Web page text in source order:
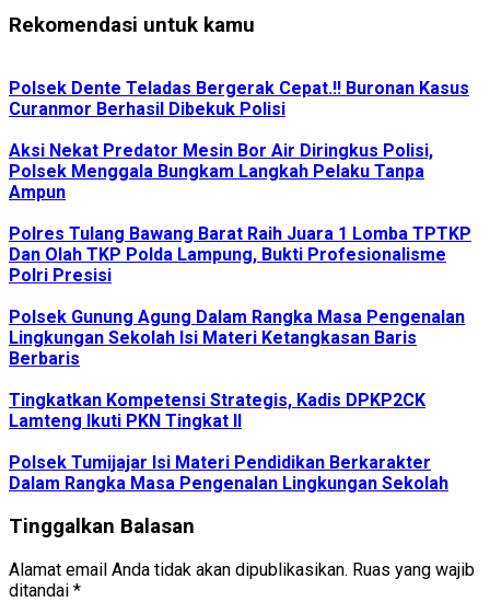
Rekomendasi untuk kamu
Polsek Dente Teladas Bergerak Cepat.!! Buronan Kasus
Curanmor Berhasil Dibekuk Polisi
Aksi Nekat Predator Mesin Bor Air Diringkus Polisi,
Polsek Menggala Bungkam Langkah Pelaku Tanpa
Ampun
Polres Tulang Bawang Barat Raih Juara 1 Lomba TPTKP
Dan Olah TKP Polda Lampung, Bukti Profesionalisme
Polri Presisi
Polsek Gunung Agung Dalam Rangka Masa Pengenalan
Lingkungan Sekolah Isi Materi Ketangkasan Baris
Berbaris
Tingkatkan Kompetensi Strategis, Kadis DPKP2CK
Lamteng Ikuti PKN Tingkat II
Polsek Tumijajar Isi Materi Pendidikan Berkarakter
Dalam Rangka Masa Pengenalan Lingkungan Sekolah
Tinggalkan Balasan
Alamat email Anda tidak akan dipublikasikan. Ruas yang wajib
ditandai *